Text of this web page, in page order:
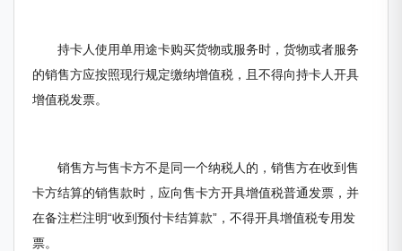
持卡人使用单用途卡购买货物或服务时，货物或者服务
的销售方应按照现行规定缴纳增值税，且不得向持卡人开具
增值税发票。
销售方与售卡方不是同一个纳税人的，销售方在收到售
卡方结算的销售款时，应向售卡方开具增值税普通发票，并
在备注栏注明“收到预付卡结算款”，不得开具增值税专用发
票。